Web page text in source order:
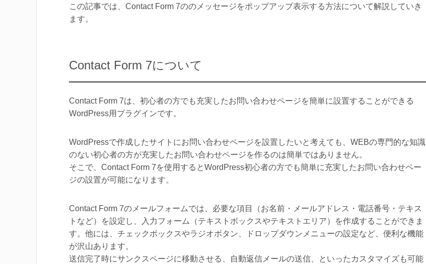
この記事では、Contact Form 7ののメッセージをポップアップ表示する方法について解説していき
ます。
Contact Form 7について
Contact Form 7は、初心者の方でも充実したお問い合わせページを簡単に設置することができる
WordPress用プラグインです。
WordPressで作成したサイトにお問い合わせページを設置したいと考えても、WEBの専門的な知識
のない初心者の方が充実したお問い合わせページを作るのは簡単ではありません。
そこで、Contact Form 7を使用するとWordPress初心者の方でも簡単に充実したお問い合わせペー
ジの設置が可能になります。
Contact Form 7のメールフォームでは、必要な項目（お名前・メールアドレス・電話番号・テキス
トなど）を設定し、入力フォーム（テキストボックスやテキストエリア）を作成することができま
す。他には、チェックボックスやラジオボタン、ドロップダウンメニューの設定など、便利な機能
が沢山あります。
送信完了時にサンクスページに移動させる、自動返信メールの送信、といったカスタマイズも可能